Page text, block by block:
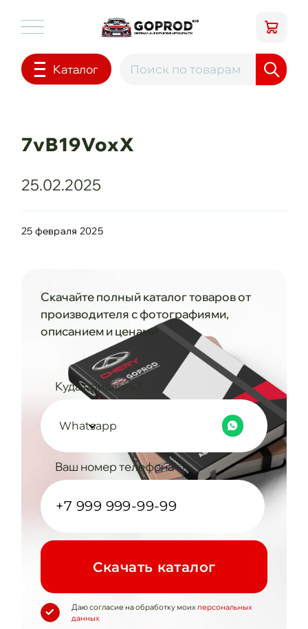
Каталог
7vB19VoxX
25.02.2025
25 февраля 2025
Скачайте полный каталог товаров от
производителя с фотографиями,
описанием и ценами
Куда прислать?
Whatsapp
Ваш номер телефона
Cкачать каталог
Даю согласие на обработку моих персональных
данных